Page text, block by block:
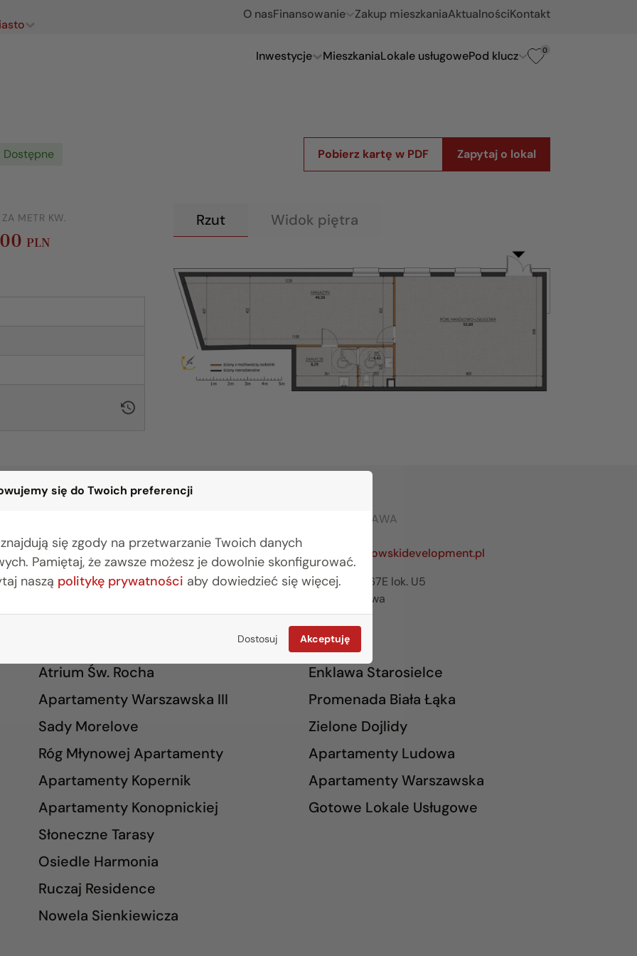
się do Twoich preferencji
znajdują się zgody na przetwarzanie Twoich danych
Pamiętaj, że zawsze możesz je dowolnie skonfigurować.
naszą politykę prywatności aby dowiedzieć się więcej.
Dostosuj Akceptuję
O nasFinansowanie Zakup mieszkaniaAktualnościKontakt
Inwestycje MieszkaniaLokale usługowePod klucz 0
Dostępne Pobierz kartę w PDF Zapytaj o lokal
METR KW.
PLN
Rzut Widok piętra
(85) 749 99 09
mieszkania@rogowskidevelopment.pl
ul. Legionowa 28 lok. 202
BIURO WARSZAWA
(22) 642 03 55
warszawa@rogowskidevelopment.pl
al. Wilanowska 67E lok. U5
02-765 Warszawa
Atrium Św. Rocha
Apartamenty Warszawska III
Sady Morelove
Róg Młynowej Apartamenty
Apartamenty Kopernik
Apartamenty Konopnickiej
Słoneczne Tarasy
Osiedle Harmonia
Ruczaj Residence
Nowela Sienkiewicza
Enklawa Starosielce
Promenada Biała Łąka
Zielone Dojlidy
Apartamenty Ludowa
Apartamenty Warszawska
Gotowe Lokale Usługowe